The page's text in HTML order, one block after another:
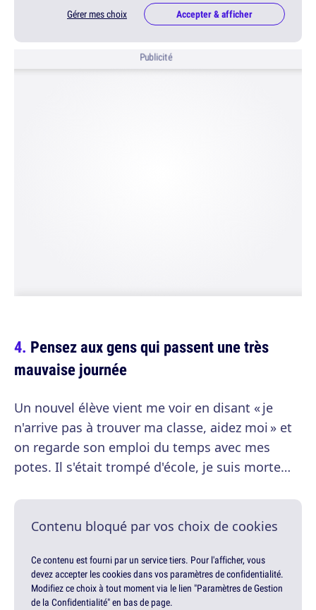
Gérer mes choix Accepter & afficher
Publicité
Pensez aux gens qui passent une très
mauvaise journée
Un nouvel élève vient me voir en disant « je
n'arrive pas à trouver ma classe, aidez moi » et
on regarde son emploi du temps avec mes
potes. Il s'était trompé d'école, je suis morte…
Contenu bloqué par vos choix de cookies
Ce contenu est fourni par un service tiers. Pour l'afficher, vous
devez accepter les cookies dans vos paramètres de confidentialité.
Modifiez ce choix à tout moment via le lien "Paramètres de Gestion
de la Confidentialité" en bas de page.